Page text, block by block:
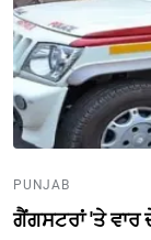
PUNJAB
ਗੈਂਗਸਟਰਾਂ 'ਤੇ ਵਾਰ